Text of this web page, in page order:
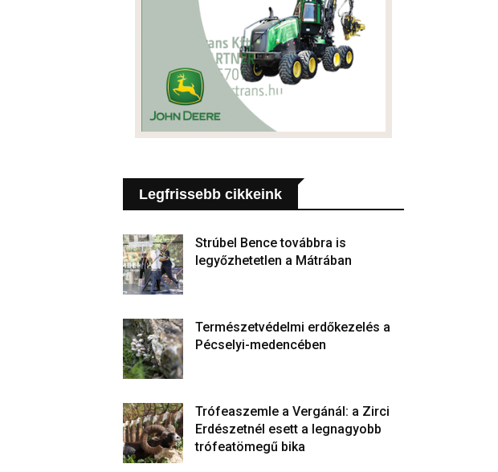
Legfrissebb cikkeink
Strúbel Bence továbbra is
legyőzhetetlen a Mátrában
Természetvédelmi erdőkezelés a
Pécselyi-medencében
Trófeaszemle a Vergánál: a Zirci
Erdészetnél esett a legnagyobb
trófeatömegű bika